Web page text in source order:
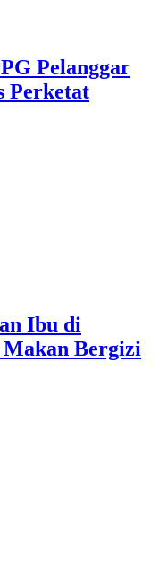
Pelanggar
Perketat
Ibu di
Makan Bergizi